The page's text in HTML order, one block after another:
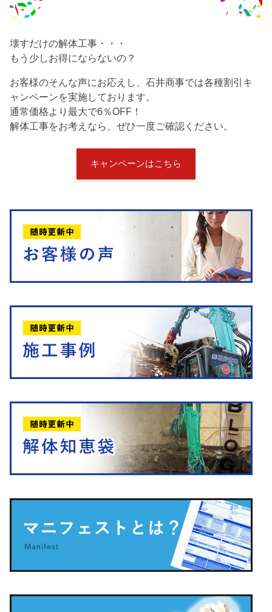
壊すだけの解体工事・・・
もう少しお得にならないの？
お客様のそんな声にお応えし、石井商事では各種割引キ
ャンペーンを実施しております。
通常価格より最大で6％OFF！
解体工事をお考えなら、ぜひ一度ご確認ください。
キャンペーンはこちら